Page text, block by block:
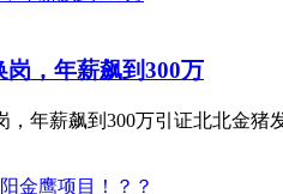
，年薪飙到300万
年薪飙到300万引证北北金猪